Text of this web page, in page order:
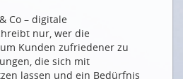
que nous devrions
Co – digitale
nur, wer die
Kunden zufriedener zu
die sich mit
lassen und ein Bedürfnis